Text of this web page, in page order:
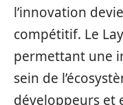
l’innovation
compétitif. Le
permettant une
sein de
développeurs et